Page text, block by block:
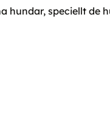
hundar, speciellt de